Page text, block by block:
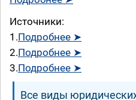
Источники:
1.Подробнее ➤
2.Подробнее ➤
3.Подробнее ➤
Все виды